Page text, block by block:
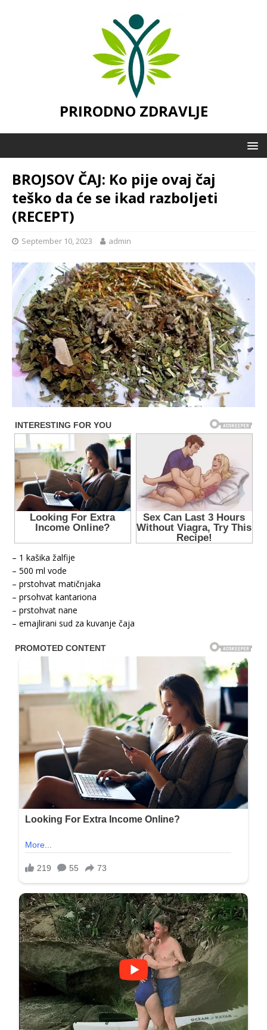
PRIRODNO ZDRAVLJE
BROJSOV ČAJ: Ko pije ovaj čaj
teško da će se ikad razboljeti
(RECEPT)
September 10, 2023 admin
– 1 kašika žalfije
– 500 ml vode
– prstohvat matičnjaka
– prsohvat kantariona
– prstohvat nane
– emajlirani sud za kuvanje čaja